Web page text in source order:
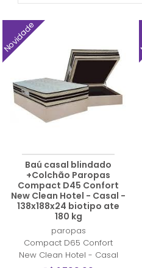
MAIS VENDIDOS
MENOR PREÇO
MAIOR PREÇO
A - Z
Novidade
Baú casal blindado
+Colchão Paropas
Compact D45 Confort
New Clean Hotel - Casal -
138x188x24 biotipo ate
180 kg
paropas
Compact D65 Confort
New Clean Hotel - Casal